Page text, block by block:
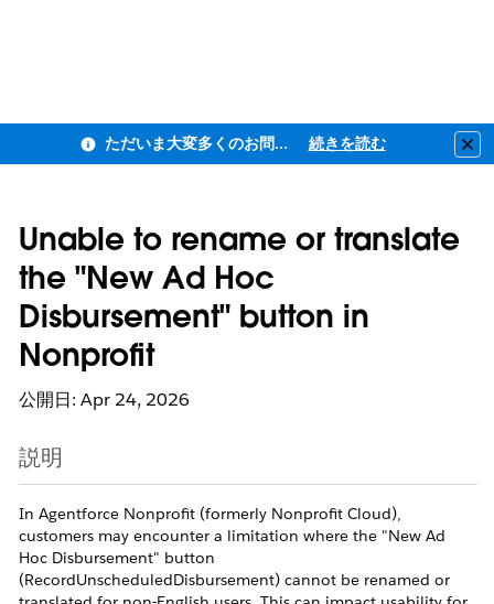
ただいま大変多くのお問い合わせをいただいており、ご連絡までにお時間を頂戴しております 続きを読む
Unable to rename or translate
the "New Ad Hoc
Disbursement" button in
Nonprofit
公開日: Apr 24, 2026
説明
In Agentforce Nonprofit (formerly Nonprofit Cloud),
customers may encounter a limitation where the "New Ad
Hoc Disbursement" button
(RecordUnscheduledDisbursement) cannot be renamed or